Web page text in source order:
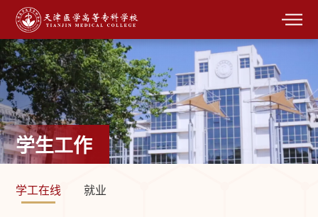
学生工作
学工在线 就业